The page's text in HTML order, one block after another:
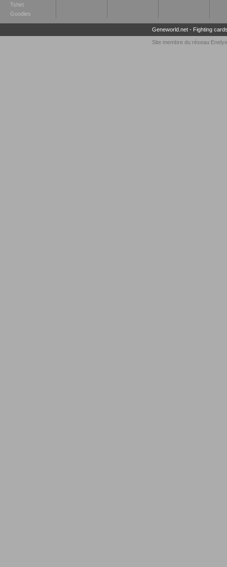
Tshirt
Goodies
Geneworld.net- Fighting
Site membre du réseau Enelye